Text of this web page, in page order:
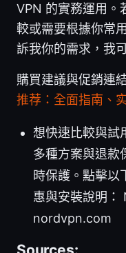
VPN 的實務運用。
較或需要根據你常
訴我你的需求，我
購買建議與促銷連
推荐：全面指南、
想快速比較與試
多種方案與退款
時保護。點擊以
惠與安裝說明
nordvpn.com
Sources: